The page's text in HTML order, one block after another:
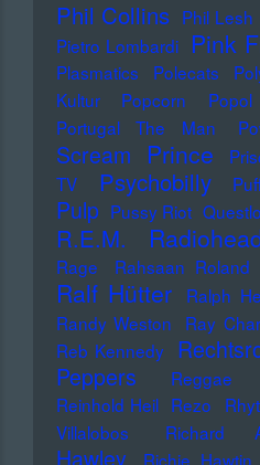
Phil Collins Phil Lesh
Pietro Lombardi
Pink
Plasmatics
Polecats
Kultur
Popcorn
Portugal The Man
Scream
Prince
TV
Psychobilly
Pulp Pussy Riot
R.E.M.
Rage Rahsaan Roland
Ralf Hütter Ralph
Randy Weston Ray
Reb Kennedy
Peppers
Reggae
Reinhold Heil Rezo
Villalobos
Richard
Richie Hawtin